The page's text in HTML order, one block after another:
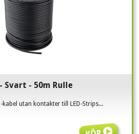
Svart - 50m Rulle
kabel utan kontakter till LED-Strips...
Köp